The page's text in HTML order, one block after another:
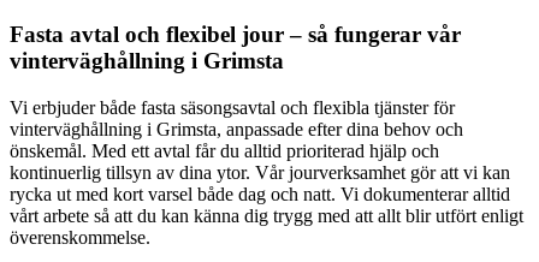
Fasta avtal och flexibel jour – så fungerar vår
vinterväghållning i Grimsta
Vi erbjuder både fasta säsongsavtal och flexibla tjänster för
vinterväghållning i Grimsta, anpassade efter dina behov och
önskemål. Med ett avtal får du alltid prioriterad hjälp och
kontinuerlig tillsyn av dina ytor. Vår jourverksamhet gör att vi kan
rycka ut med kort varsel både dag och natt. Vi dokumenterar alltid
vårt arbete så att du kan känna dig trygg med att allt blir utfört enligt
överenskommelse.